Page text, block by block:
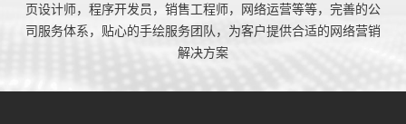
页设计师，程序开发员，销售工程师，网络运营等等，完善的公
司服务体系，贴心的手绘服务团队，为客户提供合适的网络营销
解决方案